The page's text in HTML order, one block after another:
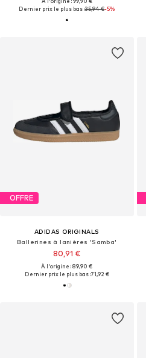
Dernier prix le plus bas :35,94 €-5%
OFFRE
ADIDAS ORIGINALS
Ballerines à lanières 'Samba'
80,91 €
À l'origine : 89,90 €
Dernier prix le plus bas :71,92 €